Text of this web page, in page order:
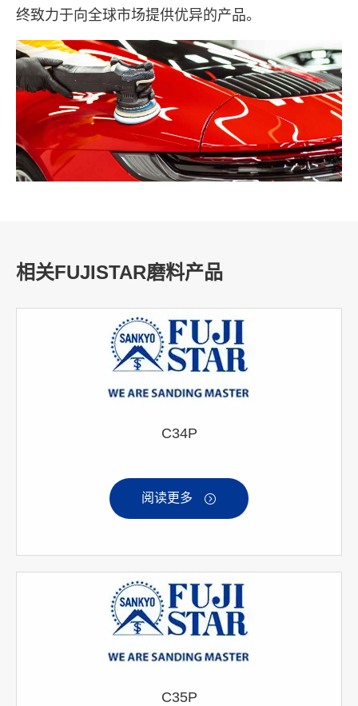
终致力于向全球市场提供优异的产品。
相关FUJISTAR磨料产品
C34P
阅读更多 
C35P